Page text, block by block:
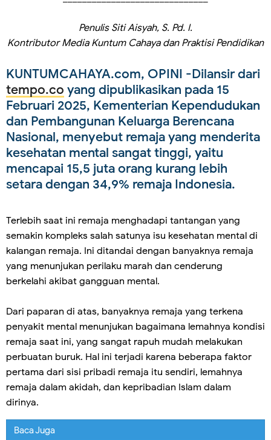
Penulis Siti Aisyah, S. Pd. I.
Kontributor Media Kuntum Cahaya dan Praktisi Pendidikan
KUNTUMCAHAYA.com, OPINI -Dilansir dari
tempo.co yang dipublikasikan pada 15
Februari 2025, Kementerian Kependudukan
dan Pembangunan Keluarga Berencana
Nasional, menyebut remaja yang menderita
kesehatan mental sangat tinggi, yaitu
mencapai 15,5 juta orang kurang lebih
setara dengan 34,9% remaja Indonesia.
Terlebih saat ini remaja menghadapi tantangan yang
semakin kompleks salah satunya isu kesehatan mental di
kalangan remaja. Ini ditandai dengan banyaknya remaja
yang menunjukan perilaku marah dan cenderung
berkelahi akibat gangguan mental.
Dari paparan di atas, banyaknya remaja yang terkena
penyakit mental menunjukan bagaimana lemahnya kondisi
remaja saat ini, yang sangat rapuh mudah melakukan
perbuatan buruk. Hal ini terjadi karena beberapa faktor
pertama dari sisi pribadi remaja itu sendiri, lemahnya
remaja dalam akidah, dan kepribadian Islam dalam
dirinya.
Baca Juga